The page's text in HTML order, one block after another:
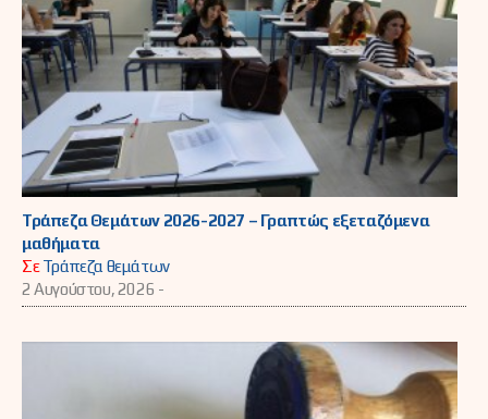
Τράπεζα Θεμάτων 2026-2027 – Γραπτώς εξεταζόμενα
μαθήματα
ΣεΤράπεζα θεμάτων
2 Αυγούστου, 2026 -